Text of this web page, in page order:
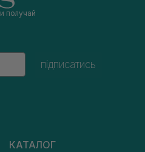
и получай
підписатись
КАТАЛОГ